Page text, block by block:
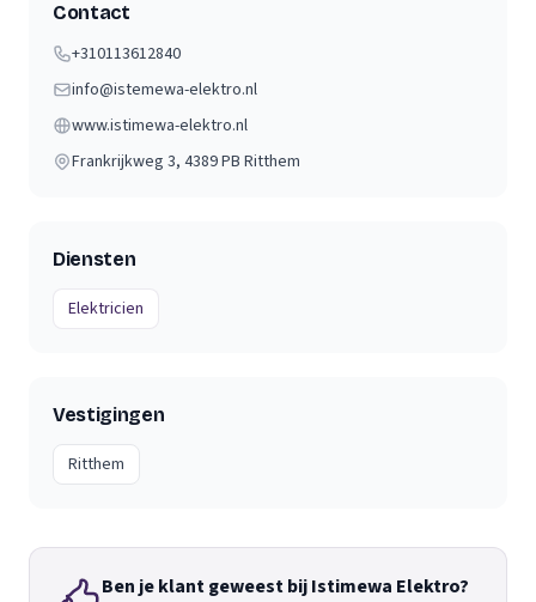
Contact
+310113612840
info@istemewa-elektro.nl
www.istimewa-elektro.nl
Frankrijkweg 3, 4389 PB Ritthem
Diensten
Elektricien
Vestigingen
Ritthem
Ben je klant geweest bij Istimewa Elektro?